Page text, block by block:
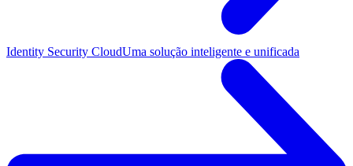
Identity Security CloudUma solução inteligente e unificada